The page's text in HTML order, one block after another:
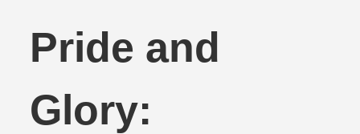
Pride and
Glory: